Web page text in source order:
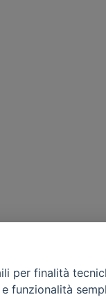
per finalità
funzionalità